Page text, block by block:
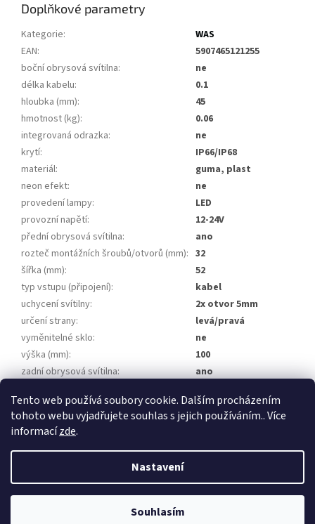
Tento web používá soubory cookie. Dalším procházením
tohoto webu vyjadřujete souhlas s jejich používáním.. Více
informacízde.
Nastavení
Souhlasím
Doplňkové parametry
Kategorie:
WAS
EAN:
5907465121255
boční obrysová svítilna:
ne
délka kabelu:
0.1
hloubka (mm):
45
hmotnost (kg):
0.06
integrovaná odrazka:
ne
krytí:
IP66/IP68
materiál:
guma, plast
neon efekt:
ne
provedení lampy:
LED
provozní napětí:
12-24V
přední obrysová svítilna:
ano
rozteč montážních šroubů/otvorů (mm): 32
šířka (mm):
52
typ vstupu (připojení):
kabel
uchycení svítilny:
2x otvor 5mm
určení strany:
levá/pravá
vyměnitelné sklo:
ne
výška (mm):
100
zadní obrysová svítilna:
ano
Copyright 2026Přívěsy za auto, přívěsné vozíky. Všechna práva
vyhrazena.